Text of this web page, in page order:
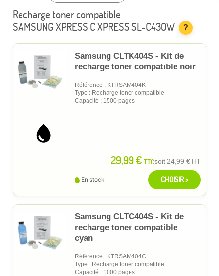
Recharge toner compatible
SAMSUNG XPRESS C XPRESS SL-C430W
?
Samsung CLTK404S - Kit de
recharge toner compatible noir
Référence : KTRSAM404K
Type : Recharge toner compatible
Capacité : 1500 pages
29,99 € TTCsoit24,99 € HT
En stock CHOISIR >
Samsung CLTC404S - Kit de
recharge toner compatible
cyan
Référence : KTRSAM404C
Type : Recharge toner compatible
Capacité : 1000 pages